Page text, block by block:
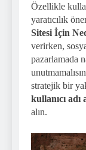
Özellikle
yaratıcılık
Sitesi İçin
verirken,
pazarlamada
stratejik bir
kullanıcı adı
alın.